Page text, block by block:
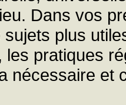
Dans vos
plus
les pratiques
nécessaire et